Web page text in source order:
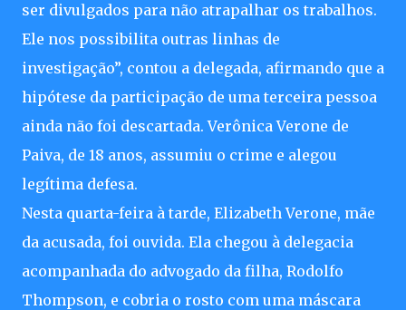
ser divulgados para não atrapalhar os trabalhos.
Ele nos possibilita outras linhas de
investigação”, contou a delegada, afirmando que a
hipótese da participação de uma terceira pessoa
ainda não foi descartada. Verônica Verone de
Paiva, de 18 anos, assumiu o crime e alegou
legítima defesa.
Nesta quarta-feira à tarde, Elizabeth Verone, mãe
da acusada, foi ouvida. Ela chegou à delegacia
acompanhada do advogado da filha, Rodolfo
Thompson, e cobria o rosto com uma máscara